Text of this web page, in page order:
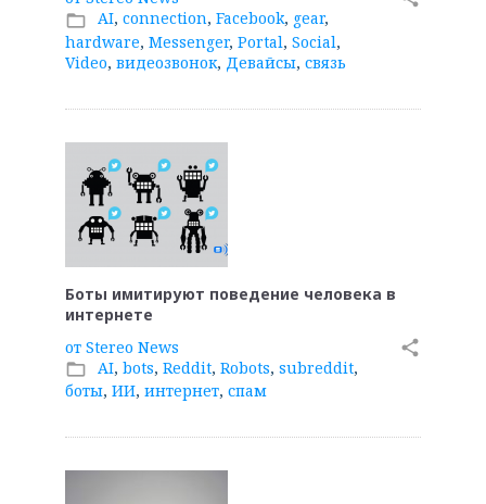
folder_open AI, connection, Facebook, gear,
hardware, Messenger, Portal, Social,
Video, видеозвонок, Девайсы, связь
Боты имитируют поведение человека в
интернете
от Stereo News
folder_open AI, bots, Reddit, Robots, subreddit,
боты, ИИ, интернет, спам
share